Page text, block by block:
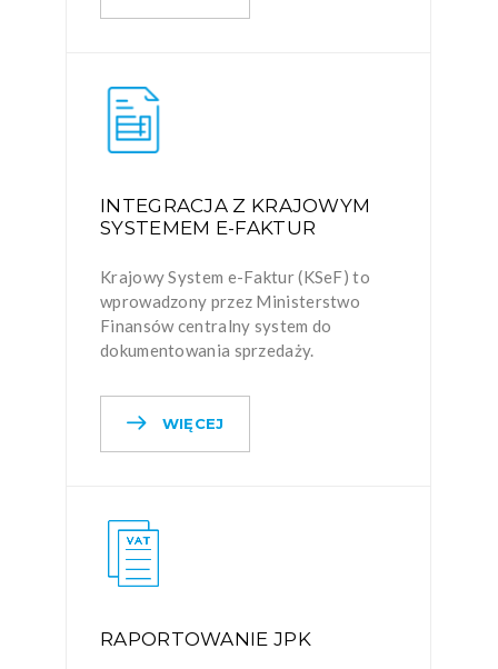
INTEGRACJA Z KRAJOWYM
SYSTEMEM E-FAKTUR
Krajowy System e-Faktur (KSeF) to
wprowadzony przez Ministerstwo
Finansów centralny system do
dokumentowania sprzedaży.
WIĘCEJ
RAPORTOWANIE JPK